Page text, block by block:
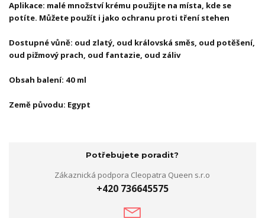
Aplikace: malé množství krému použijte na místa, kde se
potíte. Můžete použít i jako ochranu proti tření stehen
Dostupné vůně: oud zlatý, oud královská směs, oud potěšení,
oud pižmový prach, oud fantazie, oud záliv
Obsah balení: 40 ml
Země původu: Egypt
Potřebujete poradit?
Zákaznická podpora Cleopatra Queen s.r.o
+420 736645575